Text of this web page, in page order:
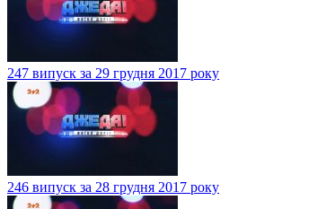
247 випуск за 29 грудня 2017 року
246 випуск за 28 грудня 2017 року